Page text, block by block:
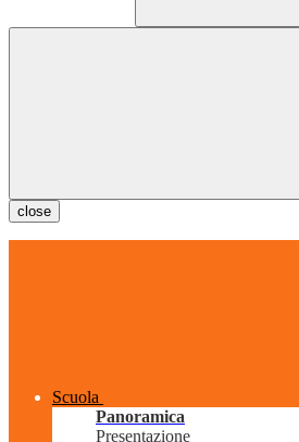
close
Scuola
Panoramica
Presentazione